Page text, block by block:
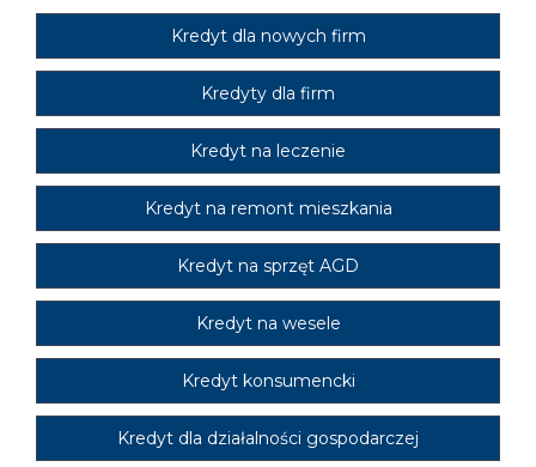
Kredyt dla nowych firm
Kredyty dla firm
Kredyt na leczenie
Kredyt na remont mieszkania
Kredyt na sprzęt AGD
Kredyt na wesele
Kredyt konsumencki
Kredyt dla działalności gospodarczej